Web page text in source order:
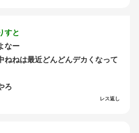
すと
なー
ねねは最近どんどんデカくなって
ろ
レス返し